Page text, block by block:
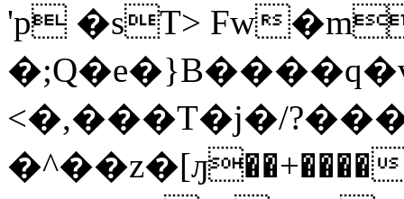
'p �sT> Fw
<�,���T�j�/